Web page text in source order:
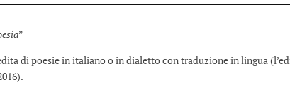
”
di poesie in italiano o in dialetto con traduzione in lingua